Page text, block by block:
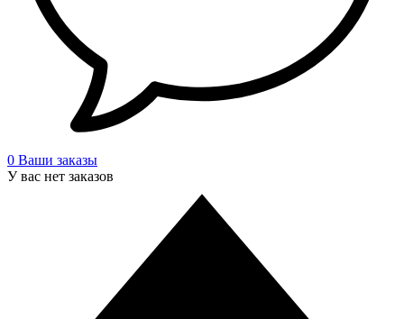
0 Ваши заказы
У вас нет заказов